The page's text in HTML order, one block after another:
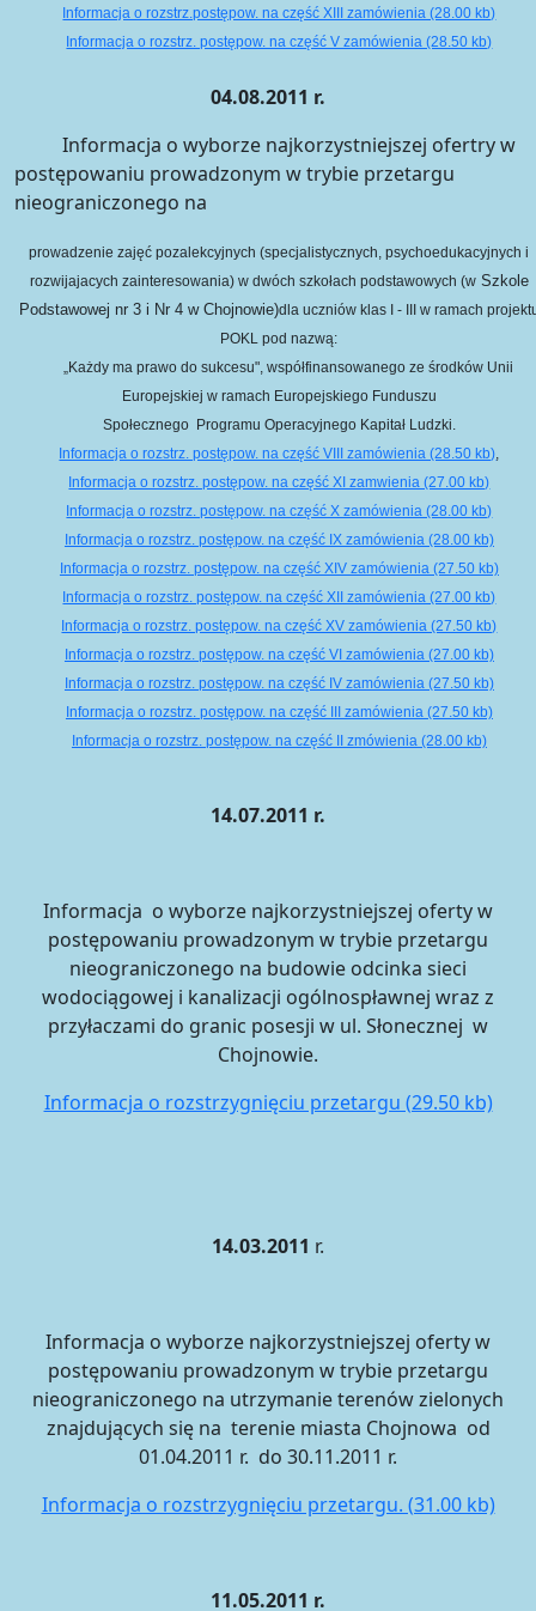
Informacja o rozstrz.postępow. na część XIII zamówienia (28.00 kb)
Informacja o rozstrz. postępow. na część V zamówienia (28.50 kb)
04.08.2011 r.
Informacja o wyborze najkorzystniejszej ofertry w
postępowaniu prowadzonym w trybie przetargu
nieograniczonego na
prowadzenie zajęć pozalekcyjnych (specjalistycznych, psychoedukacyjnych i
rozwijajacych zainteresowania) w dwóch szkołach podstawowych (wSzkole
Podstawowej nr 3 i Nr 4 w Chojnowie)dla uczniów klas I - III w ramach
POKL pod nazwą:
„Każdy ma prawo do sukcesu", współfinansowanego ze środków Unii
Europejskiej w ramach Europejskiego Funduszu
Społecznego Programu Operacyjnego Kapitał Ludzki.
Informacja o rozstrz. postępow. na część VIII zamówienia (28.50 kb)
Informacja o rozstrz. postępow. na część XI zamwienia (27.00 kb)
Informacja o rozstrz. postępow. na część X zamówienia (28.00 kb)
Informacja o rozstrz. postępow. na część IX zamówienia (28.00 kb)
Informacja o rozstrz. postępow. na część XIV zamówienia (27.50 kb)
Informacja o rozstrz. postępow. na część XII zamówienia (27.00 kb)
Informacja o rozstrz. postępow. na część XV zamówienia (27.50 kb)
Informacja o rozstrz. postępow. na część VI zamówienia (27.00 kb)
Informacja o rozstrz. postępow. na część IV zamówienia (27.50 kb)
Informacja o rozstrz. postępow. na część III zamówienia (27.50 kb)
Informacja o rozstrz. postępow. na część II zmówienia (28.00 kb)
14.07.2011 r.
Informacja o wyborze najkorzystniejszej oferty w
postępowaniu prowadzonym w trybie przetargu
nieograniczonego na budowie odcinka sieci
wodociągowej i kanalizacji ogólnospławnej wraz z
przyłaczami do granic posesji w ul. Słonecznej w
Chojnowie.
Informacja o rozstrzygnięciu przetargu (29.50 kb)
14.03.2011 r.
Informacja o wyborze najkorzystniejszej oferty w
postępowaniu prowadzonym w trybie przetargu
nieograniczonego na utrzymanie terenów zielonych
znajdujących się na terenie miasta Chojnowa od
01.04.2011 r. do 30.11.2011 r.
Informacja o rozstrzygnięciu przetargu. (31.00 kb)
11.05.2011 r.